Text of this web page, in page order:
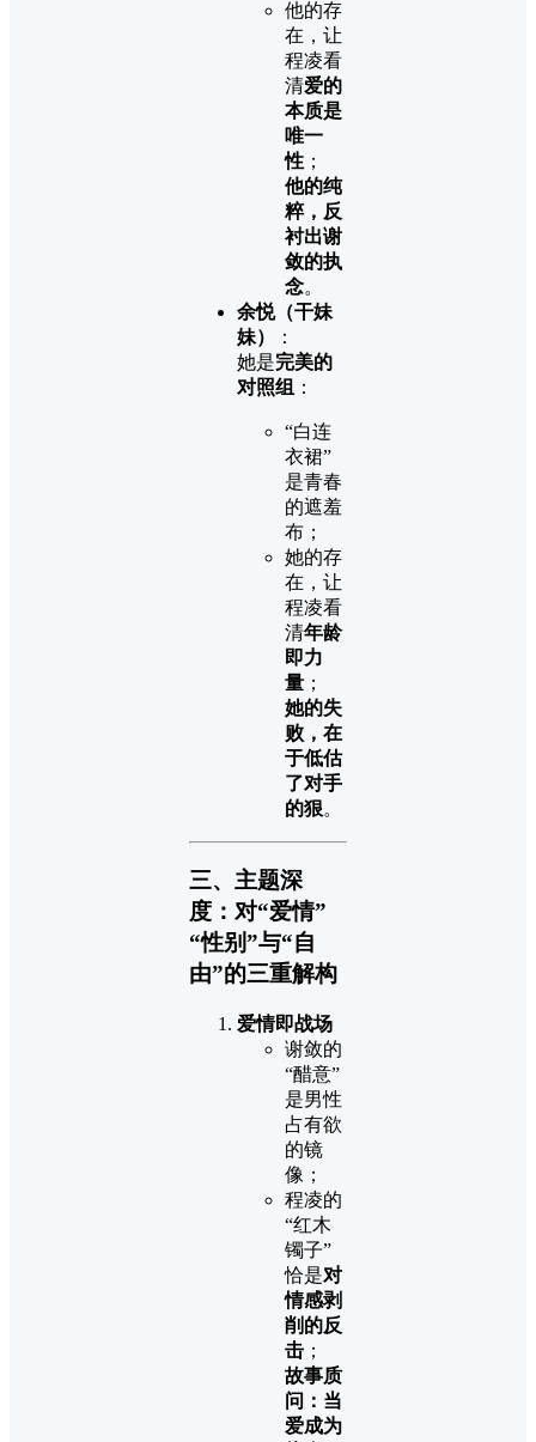
他的存
在，让
程凌看
清爱的
本质是
唯一
性 ；
他的纯
粹，反
衬出谢
敛的执
念。
余悦（干妹
妹）
：
她是完美的
对照组 ：
“白连
衣裙”
是青春
的遮羞
布；
她的存
在，让
程凌看
清年龄
即力
量 ；
她的失
败，在
于低估
了对手
的狠。
三、主题深
度：对“爱情”
“性别”与“自
由”的三重解构
爱情即战场
谢敛的
“醋意”
是男性
占有欲
的镜
像；
程凌的
“红木
镯子”
恰是对
情感剥
削的反
击 ；
故事质
问：当
爱成为